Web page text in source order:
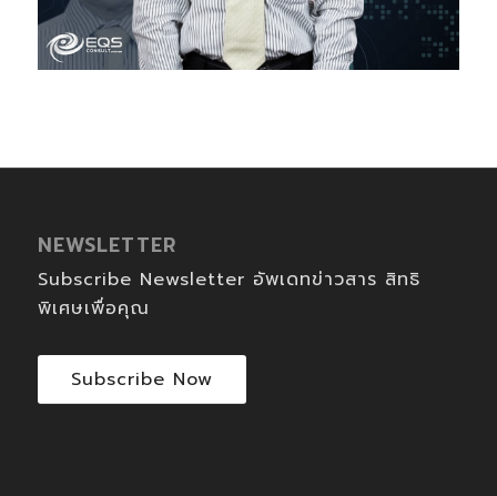
NEWSLETTER
Subscribe Newsletter อัพเดทข่าวสาร สิทธิ
พิเศษเพื่อคุณ
Subscribe Now